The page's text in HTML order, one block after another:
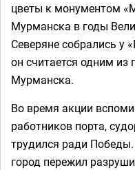
цветы к монументом
Мурманска в годы
Северяне собрались у
он считается одним из
Мурманска.
Во время акции
работников порта,
трудился ради Победы.
город пережил